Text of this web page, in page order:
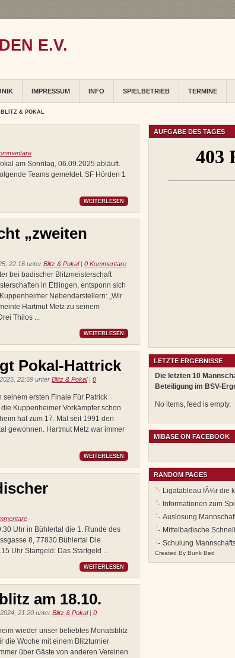
E.V.
IMPRESSUM INFO SPIELBETRIEB TERMINE
& POKAL
am Sonntag, 06.09.2025 abläuft.
Teams gemeldet. SF Hörden 1
WEITERLESEN
„zweiten
22:16 unter Blitz & Pokal| 0 Kommentare
bei badischer Blitzmeisterschaft
in Ettlingen, entsponn sich
Nebendarstellern: „Wir
Hartmut Metz zu seinem
Thilos ...
WEITERLESEN
Pokal-Hattrick
22:59 unter Blitz & Pokal| 0
seinem ersten Finale Für Patrick
Kuppenheimer Vorkämpfer schon
hat zum 17. Mal seit 1991 den
gewonnen. Hartmut Metz war immer
WEITERLESEN
Uhr in Bühlertal die 1. Runde des
8, 77830 Bühlertal Die
Uhr Startgeld: Das Startgeld ...
WEITERLESEN
am 18.10.
21:20 unter Blitz & Pokal| 0
wieder unser beliebtes Monatsblitz
die Woche mit einem Blitzturnier
über Gäste von anderen Vereinen.
AUFGABE DES TAGES
LETZTE ERGEBNISSE
Die letzten 10
Beteiligung im BSV-
No items, feed is empty.
MIBASE ON FACEBOOK
RANDOM PAGES
Ligatableau fÃ¼r die
Informationen zum
Auslosung
Mittelbadische
Schulung
Created By Bunk Bed